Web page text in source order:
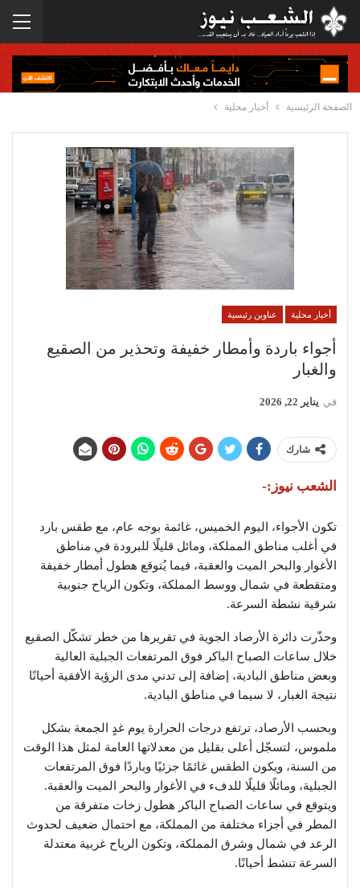
الصفحة الرئيسية أخبار محلية
أخبار محلية عناوين رئيسية
أجواء باردة وأمطار خفيفة وتحذير من الصقيع
والغبار
في يناير 22, 2026
شارك
الشعب نيوز:-
تكون الأجواء، اليوم الخميس، غائمة بوجه عام، مع طقس بارد
في أغلب مناطق المملكة، ومائل قليلًا للبرودة في مناطق
الأغوار والبحر الميت والعقبة، فيما يُتوقع هطول أمطار خفيفة
ومتقطعة في شمال ووسط المملكة، وتكون الرياح جنوبية
شرقية نشطة السرعة.
وحذّرت دائرة الأرصاد الجوية في تقريرها من خطر تشكّل الصقيع
خلال ساعات الصباح الباكر فوق المرتفعات الجبلية العالية
وبعض مناطق البادية، إضافة إلى تدني مدى الرؤية الأفقية أحيانًا
نتيجة الغبار، لا سيما في مناطق البادية.
وبحسب الأرصاد، ترتفع درجات الحرارة يوم غدٍ الجمعة بشكل
ملموس، لتسجّل أعلى بقليل من معدلاتها العامة لمثل هذا الوقت
من السنة، ويكون الطقس غائمًا جزئيًا وباردًا فوق المرتفعات
الجبلية، ومائلًا قليلًا للدفء في الأغوار والبحر الميت والعقبة.
ويتوقع في ساعات الصباح الباكر هطول زخات متفرقة من
المطر في أجزاء مختلفة من المملكة، مع احتمال ضعيف لحدوث
الرعد في شمال وشرق المملكة، وتكون الرياح غربية معتدلة
السرعة تنشط أحيانًا.